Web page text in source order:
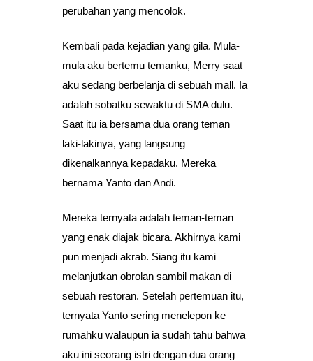
perubahan yang mencolok.
Kembali pada kejadian yang gila. Mula-
mula aku bertemu temanku, Merry saat
aku sedang berbelanja di sebuah mall. Ia
adalah sobatku sewaktu di SMA dulu.
Saat itu ia bersama dua orang teman
laki-lakinya, yang langsung
dikenalkannya kepadaku. Mereka
bernama Yanto dan Andi.
Mereka ternyata adalah teman-teman
yang enak diajak bicara. Akhirnya kami
pun menjadi akrab. Siang itu kami
melanjutkan obrolan sambil makan di
sebuah restoran. Setelah pertemuan itu,
ternyata Yanto sering menelepon ke
rumahku walaupun ia sudah tahu bahwa
aku ini seorang istri dengan dua orang